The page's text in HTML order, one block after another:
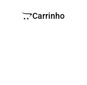
Carrinho